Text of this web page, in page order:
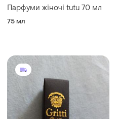
Парфуми жіночі tutu 70 мл
75 мл